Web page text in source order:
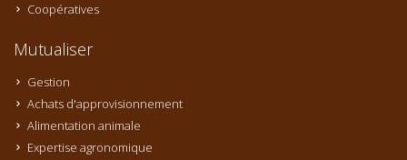
Coopératives
Mutualiser
Gestion
Achats d'approvisionnement
Alimentation animale
Expertise agronomique